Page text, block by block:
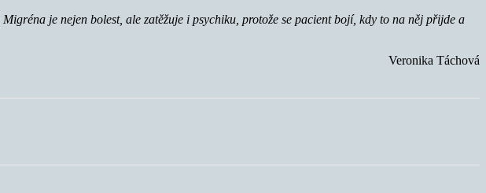
je nejen bolest, ale zatěžuje i psychiku, protože se pacient bojí, kdy to na něj přijde a
Veronika Táchová